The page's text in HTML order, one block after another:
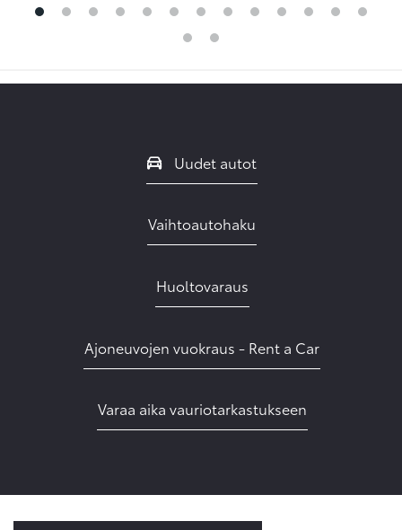
Uudet autot
Vaihtoautohaku
Huoltovaraus
Ajoneuvojen vuokraus - Rent a Car
Varaa aika vauriotarkastukseen